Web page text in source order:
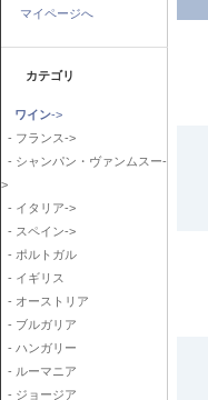
マイページへ
カテゴリ
ワイン->
- フランス->
- シャンパン・ヴァンムスー-
>
- イタリア->
- スペイン->
- ポルトガル
- イギリス
- オーストリア
- ブルガリア
- ハンガリー
- ルーマニア
- ジョージア